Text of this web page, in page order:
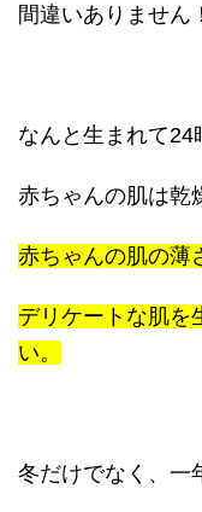
間違いありません！
なんと生まれて24
赤ちゃんの肌は乾
赤ちゃんの肌の薄
デリケートな肌を
い。
冬だけでなく、一